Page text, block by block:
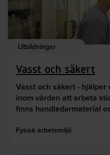
Utbildningar
Vasst och säkert
Vasst och säkert -
inom vården att arbeta
finns handledarmaterial
Fysisk arbetsmiljö